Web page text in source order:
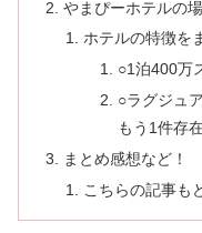
やまぴーホテルの
ホテルの特徴を
○1泊400万
○ラグジュ
もう1件存
まとめ感想など！
こちらの記事も